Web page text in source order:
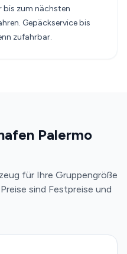
bis zum nächsten
Gepäckservice bis
zufahrbar.
Palermo
für Ihre Gruppengröße
sind Festpreise und